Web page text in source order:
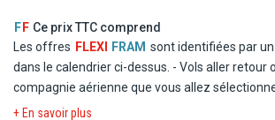
compris.
- Les services, loisirs et activités mentionnés
F F Ce prix TTC comprend
Les offres FLEXI FRAM sont identifiées par
dans le calendrier ci-dessus. - Vols aller retour
compagnie aérienne que vous allez
- Logement à l'hôtel Muthu Clube Praia Da Oura en chambre
+ En savoir plus